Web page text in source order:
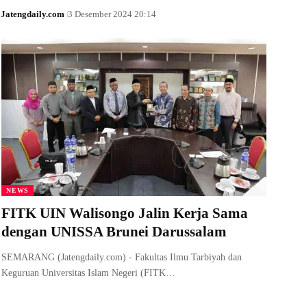
Jatengdaily.com 3 Desember 2024 20:14
NEWS
FITK UIN Walisongo Jalin Kerja Sama
dengan UNISSA Brunei Darussalam
SEMARANG (Jatengdaily.com) - Fakultas Ilmu Tarbiyah dan
Keguruan Universitas Islam Negeri (FITK…